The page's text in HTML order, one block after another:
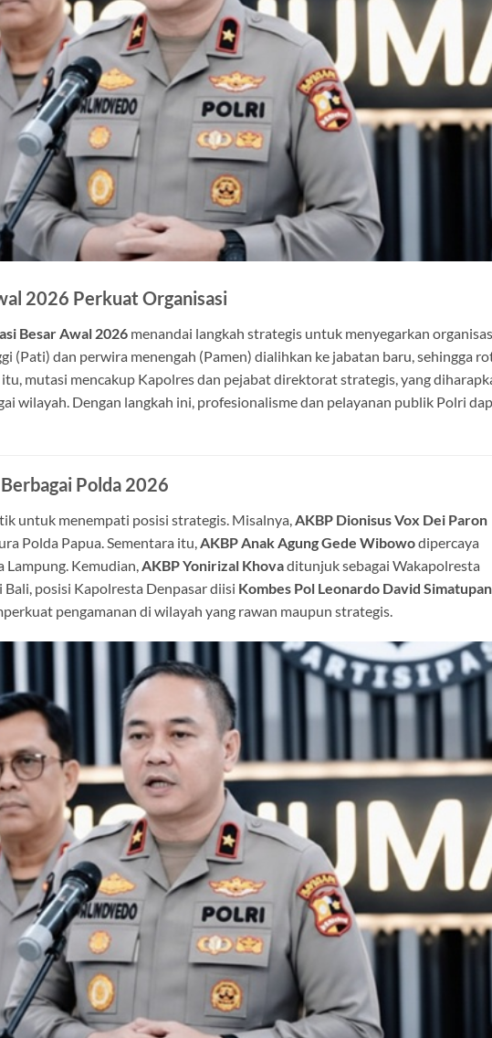
2026 Perkuat Organisasi
Besar Awal 2026 menandai langkah strategis untuk menyegarkan
(Pati) dan perwira menengah (Pamen) dialihkan ke jabatan baru, sehingga
mutasi mencakup Kapolres dan pejabat direktorat strategis, yang
wilayah. Dengan langkah ini, profesionalisme dan pelayanan publik Polri
Polda 2026
untuk menempati posisi strategis. Misalnya, AKBP Dionisus Vox Dei Paron
Polda Papua. Sementara itu, AKBP Anak Agung Gede Wibowodipercaya
Kemudian, AKBP Yonirizal Khovaditunjuk sebagai Wakapolresta
Bali, posisi Kapolresta Denpasar diisi Kombes Pol Leonardo David
pengamanan di wilayah yang rawan maupun strategis.